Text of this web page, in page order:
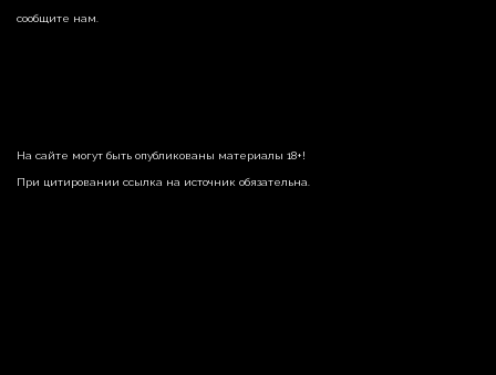
сообщите нам.
На сайте могут быть опубликованы материалы 18+!
При цитировании ссылка на источник обязательна.